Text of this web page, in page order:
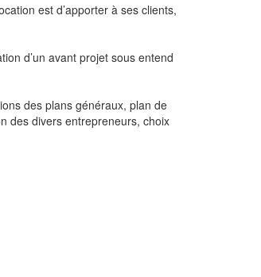
est d’apporter à ses clients,
d’un avant projet sous entend
des plans généraux, plan de
des divers entrepreneurs, choix